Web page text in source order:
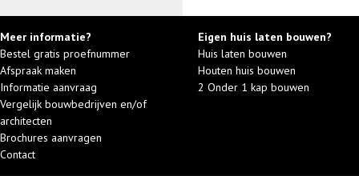
Meer informatie?
Bestel gratis proefnummer
Afspraak maken
Informatie aanvraag
Vergelijk bouwbedrijven en/of
architecten
Brochures aanvragen
Contact
Eigen huis laten bouwen?
Huis laten bouwen
Houten huis bouwen
2 Onder 1 kap bouwen